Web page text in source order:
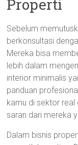
Properti
Sebelum
berkonsultasi
Mereka bisa
lebih dalam
interior minimalis
panduan
kamu di sektor real
saran dari mereka
Dalam bisnis